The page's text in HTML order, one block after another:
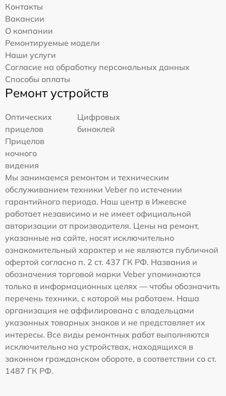
Контакты
Вакансии
О компании
Ремонтируемые модели
Наши услуги
Согласие на обработку персональных данных
Способы оплаты
Ремонт устройств
Оптических
прицелов
Цифровых
биноклей
Прицелов
ночного
видения
Мы занимаемся ремонтом и техническим
обслуживанием техники Veber по истечении
гарантийного периода. Наш центр в Ижевске
работает независимо и не имеет официальной
авторизации от производителя. Цены на ремонт,
указанные на сайте, носят исключительно
ознакомительный характер и не являются публичной
офертой согласно п. 2 ст. 437 ГК РФ. Названия и
обозначения торговой марки Veber упоминаются
только в информационных целях — чтобы обозначить
перечень техники, с которой мы работаем. Наша
организация не аффилирована с владельцами
указанных товарных знаков и не представляет их
интересы. Все виды ремонтных работ выполняются
исключительно на устройствах, находящихся в
законном гражданском обороте, в соответствии со ст.
1487 ГК РФ.